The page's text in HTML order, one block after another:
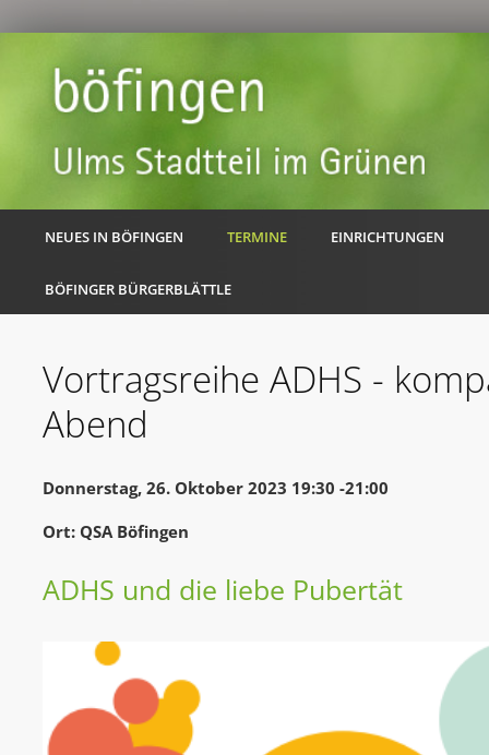
NEUES IN BÖFINGEN TERMINE EINRICHTUNGEN
BÖFINGER BÜRGERBLÄTTLE
Vortragsreihe ADHS -
Abend
Donnerstag, 26. Oktober 2023 19:30 -21:00
Ort: QSA Böfingen
ADHS und die liebe Pubertät